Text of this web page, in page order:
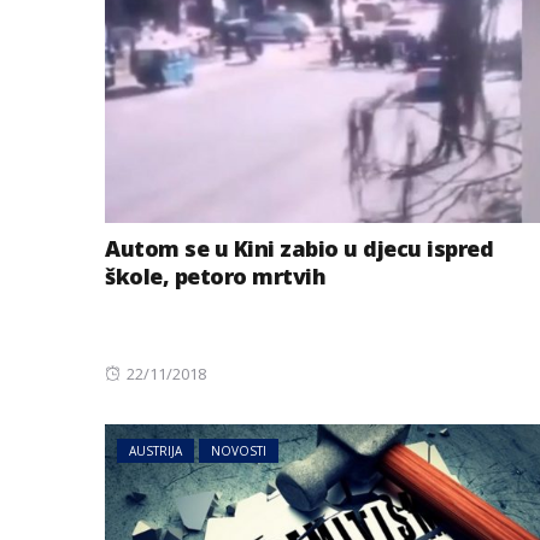
Autom se u Kini zabio u djecu ispred
škole, petoro mrtvih
Posted
22/11/2018
AUSTRIJA NOVOSTI
NOVOSTI SVIJET
Uključila se na